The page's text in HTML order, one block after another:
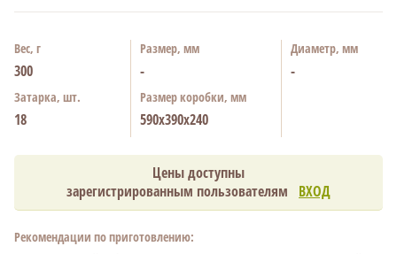
Вес, г
300
Размер, мм
-
Диаметр, мм
-
Затарка, шт.
18
Размер коробки, мм
590x390x240
Цены доступны
зарегистрированным пользователям
ВХОД
Рекомендации по приготовлению: